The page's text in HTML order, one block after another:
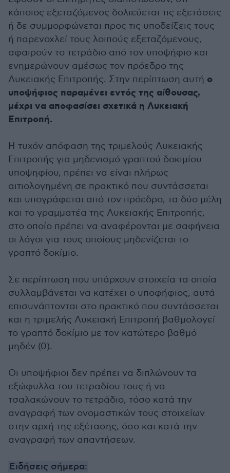
κάποιος εξεταζόμενος δολιεύεται τις εξετάσεις
ή δε συμμορφώνεται προς τις υποδείξεις τους
ή παρενοχλεί τους λοιπούς εξεταζόμενους,
αφαιρούν το τετράδιο από τον υποψήφιο και
ενημερώνουν αμέσως τον πρόεδρο της
Λυκειακής Επιτροπής. Στην περίπτωση αυτή ο
υποψήφιος παραμένει εντός της αίθουσας,
μέχρι να αποφασίσει σχετικά η Λυκειακή
Επιτροπή.
Η τυχόν απόφαση της τριμελούς Λυκειακής
Επιτροπής για μηδενισμό γραπτού δοκιμίου
υποψηφίου, πρέπει να είναι πλήρως
αιτιολογημένη σε πρακτικό που συντάσσεται
και υπογράφεται από τον πρόεδρο, τα δύο μέλη
και το γραμματέα της Λυκειακής Επιτροπής,
στο οποίο πρέπει να αναφέρονται με σαφήνεια
οι λόγοι για τους οποίους μηδενίζεται το
γραπτό δοκίμιο.
Σε περίπτωση που υπάρχουν στοιχεία τα οποία
συλλαμβάνεται να κατέχει ο υποφήφιος, αυτά
επισυνάπτονται στο πρακτικό που συντάσσεται
και η τριμελής Λυκειακή Επιτροπή βαθμολογεί
το γραπτό δοκίμιο με τον κατώτερο βαθμό
μηδέν (0).
Οι υποψήφιοι δεν πρέπει να διπλώνουν τα
εξώφυλλα του τετραδίου τους ή να
τσαλακώνουν το τετράδιο, τόσο κατά την
αναγραφή των ονομαστικών τους στοιχείων
στην αρχή της εξέτασης, όσο και κατά την
αναγραφή των απαντήσεων.
Ειδήσεις σήμερα: